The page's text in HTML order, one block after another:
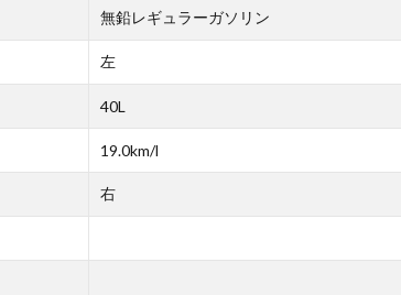
無鉛レギュラーガソリン
左
40L
19.0km/l
右